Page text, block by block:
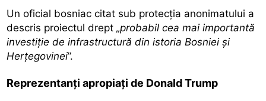
Un oficial bosniac citat sub protecția anonimatului a
descris proiectul drept„probabil cea mai importantă
investiție de infrastructură din istoria Bosniei și
Herțegovinei”.
Reprezentanți apropiați de Donald Trump